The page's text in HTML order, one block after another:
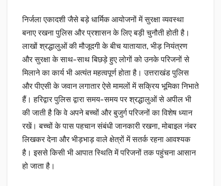
निर्जला एकादशी जैसे बड़े धार्मिक आयोजनों में सुरक्षा व्यवस्था
बनाए रखना पुलिस और प्रशासन के लिए बड़ी चुनौती होती है।
लाखों श्रद्धालुओं की मौजूदगी के बीच यातायात, भीड़ नियंत्रण
और सुरक्षा के साथ-साथ बिछड़े हुए लोगों को उनके परिजनों से
मिलाने का कार्य भी अत्यंत महत्वपूर्ण होता है। उत्तराखंड पुलिस
और पीएसी के जवान लगातार ऐसे मामलों में सक्रिय भूमिका निभाते
हैं। हरिद्वार पुलिस द्वारा समय-समय पर श्रद्धालुओं से अपील भी
की जाती है कि वे अपने बच्चों और बुजुर्ग परिजनों का विशेष ध्यान
रखें। बच्चों के पास पहचान संबंधी जानकारी रखना, मोबाइल नंबर
लिखकर देना और भीड़भाड़ वाले क्षेत्रों में सतर्क रहना आवश्यक
है। इससे किसी भी आपात स्थिति में परिजनों तक पहुंचना आसान
हो जाता है।